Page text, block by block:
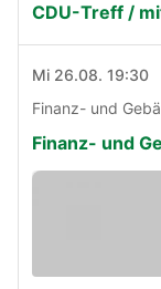
CDU-Treff /
Mi 26.08. 19:30
Finanz- und
Finanz- und